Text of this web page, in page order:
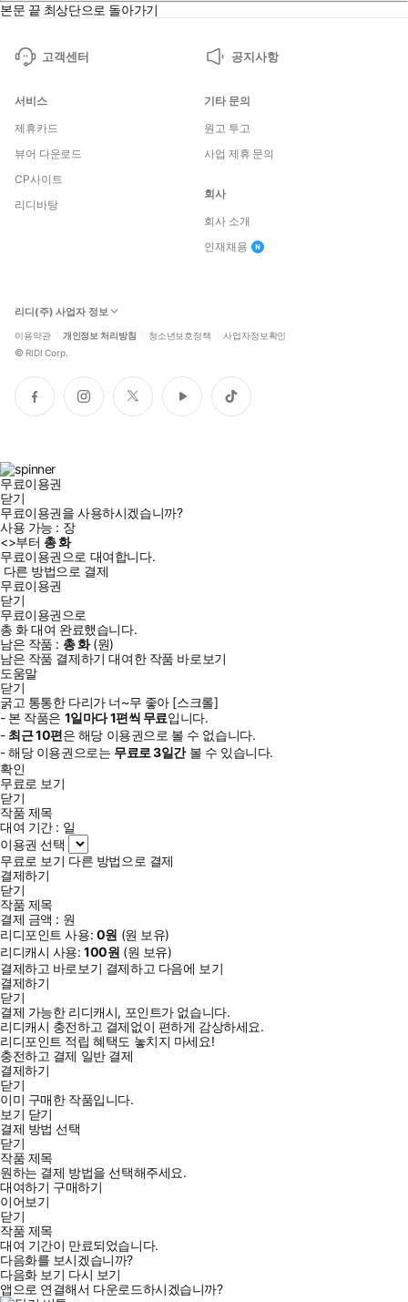
본문 끝 최상단으로 돌아가기
고객센터 공지사항
서비스
제휴카드
뷰어 다운로드
CP사이트
리디바탕
기타 문의
원고 투고
사업 제휴 문의
회사
회사 소개
인재채용
리디(주) 사업자 정보
이용약관 개인정보 처리방침 청소년보호정책 사업자정보확인
© RIDI Corp.
페
이
인
스
트
위
유
튜
틱
톡
무료이용권
닫기
무료이용권을 사용하시겠습니까?
사용 가능 : 장
<>부터 총화
무료이용권으로 대여합니다.
다른 방법으로 결제
무료이용권
닫기
무료이용권으로
총 화대여 완료했습니다.
남은 작품 : 총화(원)
남은 작품 결제하기 대여한 작품 바로보기
도움말
닫기
굵고 통통한 다리가 너~무 좋아 [스크롤]
- 본 작품은 1일마다1편씩 무료입니다.
- 최근10편은 해당 이용권으로 볼 수 없습니다.
- 해당 이용권으로는 무료로3일간볼 수 있습니다.
확인
무료로 보기
닫기
작품 제목
대여 기간 : 일
이용권 선택
무료로 보기 다른 방법으로 결제
결제하기
닫기
작품 제목
결제 금액 : 원
리디포인트 사용: 0원 (원 보유)
리디캐시 사용:100원 (원 보유)
결제하고 바로보기 결제하고 다음에 보기
결제하기
닫기
결제 가능한 리디캐시, 포인트가 없습니다.
리디캐시 충전하고 결제없이 편하게 감상하세요.
리디포인트 적립 혜택도 놓치지 마세요!
충전하고 결제 일반 결제
결제하기
닫기
이미 구매한 작품입니다.
보기 닫기
결제 방법 선택
닫기
작품 제목
원하는 결제 방법을 선택해주세요.
대여하기 구매하기
이어보기
닫기
작품 제목
대여 기간이 만료되었습니다.
다음화를 보시겠습니까?
다음화 보기 다시 보기
앱으로 연결해서 다운로드하시겠습니까?